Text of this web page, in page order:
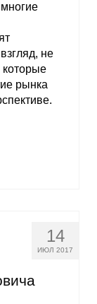
не
которые
рынка
14
ИЮЛ 2017